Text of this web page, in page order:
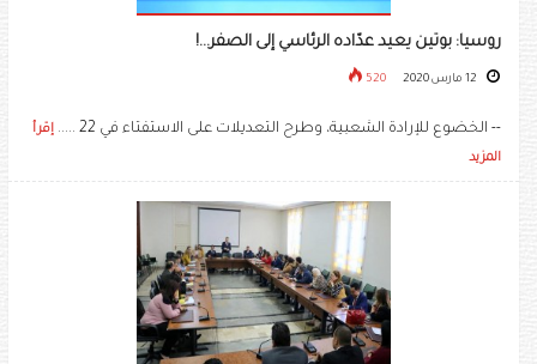
روسيا: بوتين يعيد عدّاده الرئاسي إلى الصفر...!
520
-- الخضوع للإرادة الشعبية، وطرح التعديلات على الاستفتاء في 22 .....
إقرأ
المزيد